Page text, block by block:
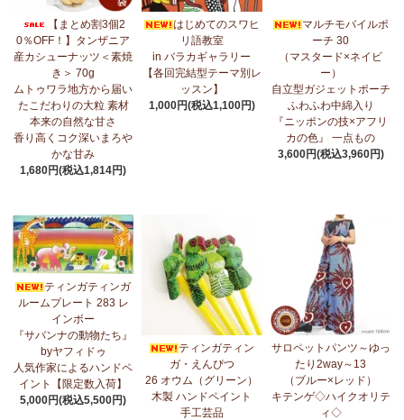
フリルマルチストール新入荷！ ～腰や首に巻いてアレンジ
無限大！
7/10： ティンガティンガ・アート～マサイの作品 新入荷！
7/10：ティンガティンガ・アート～Sサイズの作品 新入荷！作家
名ごとに2つのカテゴリーでご紹介します
→ 作家名 A―L
7/7：カンガ2026新柄 タンザニアより完全限定入荷！
7/3：【まとめ割SALE！】3個で10％OFF！タンザニア産カシュー
ナッツ＜素焼き＞＜うす塩＞～こだわりの大粒 香り高くコク深い
まろやかな甘み～
6/30： マルチモバイルポーチ新入荷！『ニッポンの技×アフリカ
の色』
6/30：ティンガティンガ・アート～Sサイズの作品 新入荷！作家
名ごとに2つのカテゴリーでご紹介します
→ 作家名 A―L
→ 作家名 M―Z
アフリカスクワランオイル～100％天然由来成分、無添加～
【まとめ割3個2
0％OFF！】タンザニア
産カシューナッツ＜素焼
き＞ 70g
ムトゥワラ地方から届い
たこだわりの大粒 素材
本来の自然な甘さ
香り高くコク深いまろや
かな甘み
1,680円(税込1,814円)
はじめてのスワヒ
リ語教室
in バラカギャラリー
【各回完結型テーマ別レ
ッスン】
1,000円(税込1,100円)
マルチモバイルポ
ーチ 30
（マスタード×ネイビ
ー）
自立型ガジェットポーチ
ふわふわ中綿入り
『ニッポンの技×アフリ
カの色』 一点もの
3,600円(税込3,960円)
ティンガティンガ
ルームプレート 283 レ
インボー
『サバンナの動物たち』
byヤフィドゥ
人気作家によるハンドペ
イント【限定数入荷】
5,000円(税込5,500円)
ティンガティン
ガ・えんぴつ
26 オウム（グリーン）
木製 ハンドペイント
手工芸品
サロペットパンツ～ゆっ
たり2way～13
（ブルー×レッド）
キテンゲ◇ハイクオリテ
ィ◇